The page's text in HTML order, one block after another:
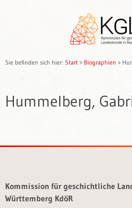
Sie befinden sich hier: Start > Biographien >
Hummelberg,
Kommission für geschichtliche
Württemberg KdöR